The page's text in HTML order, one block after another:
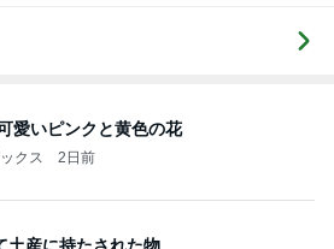
愛いピンクと黄色の花
クス 2日前
土産に持たされた物